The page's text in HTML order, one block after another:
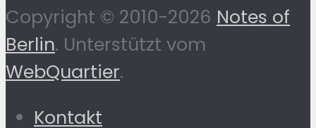
Copyright © 2010-2026 Notes of
Berlin. Unterstützt vom
WebQuartier.
Kontakt